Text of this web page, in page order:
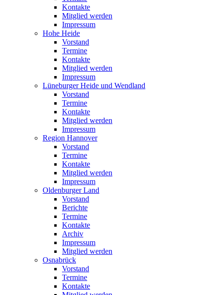
Kontakte
Mitglied werden
Impressum
Hohe Heide
Vorstand
Termine
Kontakte
Mitglied werden
Impressum
Lüneburger Heide und Wendland
Vorstand
Termine
Kontakte
Mitglied werden
Impressum
Region Hannover
Vorstand
Termine
Kontakte
Mitglied werden
Impressum
Oldenburger Land
Vorstand
Berichte
Termine
Kontakte
Archiv
Impressum
Mitglied werden
Osnabrück
Vorstand
Termine
Kontakte